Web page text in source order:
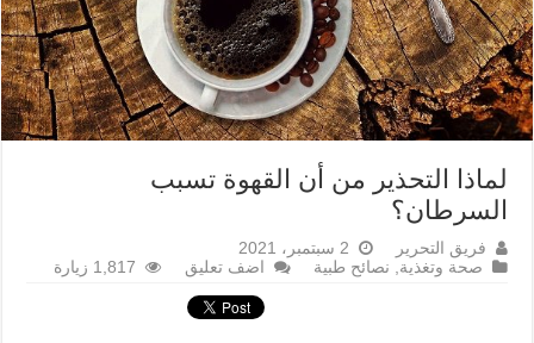
لماذا التحذير من أن القهوة تسبب
السرطان؟
فريق التحرير
2 سبتمبر، 2021
صحة وتغذية, نصائح طبية اضف تعليق 1,817 زيارة